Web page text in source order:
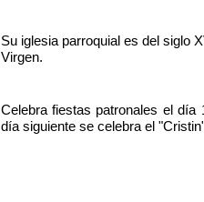
Su iglesia parroquial es del siglo
Virgen.
Celebra fiestas patronales el
día siguiente se celebra el